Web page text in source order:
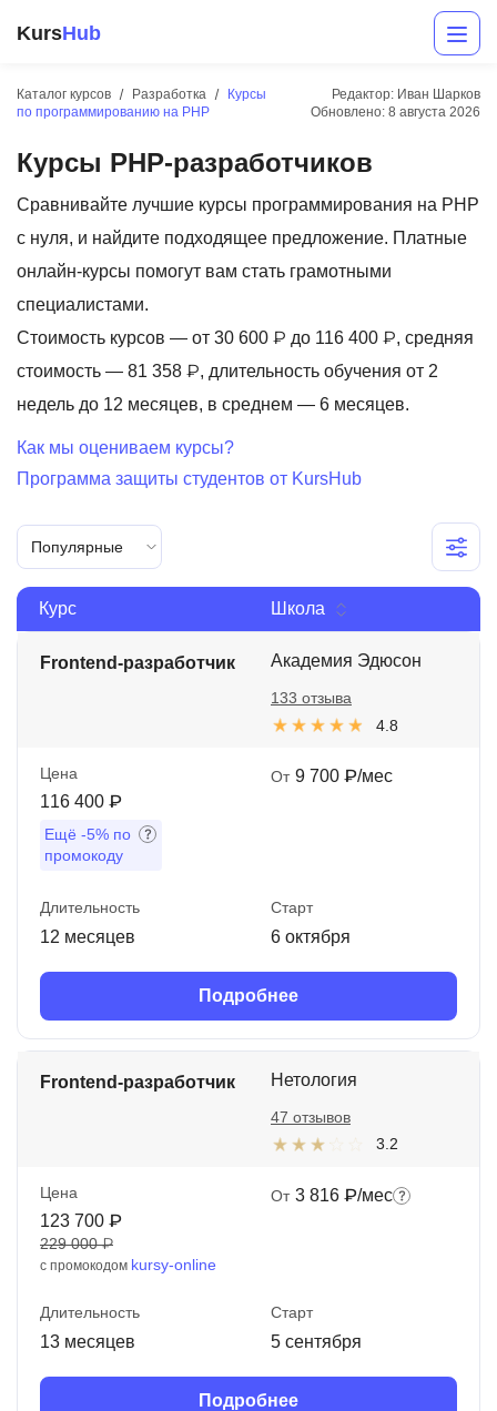
KursHub
Каталог курсов Разработка
Курсы
по программированию на PHP
Редактор: Иван Шарков
Обновлено: 8 августа 2026
Курсы PHP-разработчиков
Сравнивайте лучшие курсы программирования на PHP
с нуля, и найдите подходящее предложение. Платные
онлайн-курсы помогут вам стать грамотными
специалистами.
Стоимость курсов — от 30 600 ₽ до 116 400 ₽, средняя
стоимость — 81 358 ₽, длительность обучения от 2
недель до 12 месяцев, в среднем — 6 месяцев.
Как мы оцениваем курсы?
Программа защиты студентов от KursHub
Популярные
Курс Школа
Frontend-разработчик Академия Эдюсон
4.8
133 отзыва
Цена
116 400 ₽
Ещё -5% по
промокоду
От 9 700 ₽/мес
Длительность
12 месяцев
Старт
6 октября
Подробнее
Frontend-разработчик Нетология
3.2
47 отзывов
Цена
123 700 ₽
229 000 ₽
с промокодом kursy-online
От 3 816 ₽/мес
Длительность
13 месяцев
Старт
5 сентября
Подробнее
Разработка
Маркетинг
Аналитика
Менеджмент
Иностранные языки
Soft Skills
ДПО
Детям